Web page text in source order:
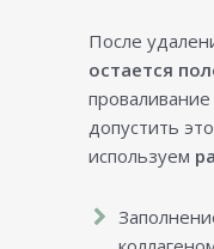
После
остается
допустить
используем